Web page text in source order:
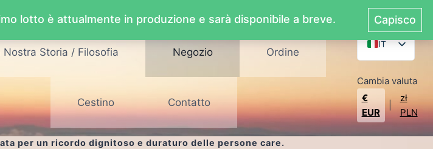
lotto è attualmente in produzione e sarà disponibile a breve. Capisco
Nostra Storia / Filosofia Negozio Ordine
Cestino Contatto
IT
EN
PL
ES
Cambia valuta
€
EUR
|
zł
PLN
per un ricordo dignitoso e duraturo delle persone care.